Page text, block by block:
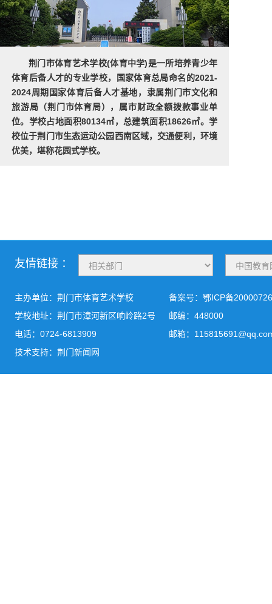
荆门市体育艺术学校(体育中学)是一所培养青少年
体育后备人才的专业学校，国家体育总局命名的2021-
2024周期国家体育后备人才基地，隶属荆门市文化和
旅游局（荆门市体育局），属市财政全额拨款事业单
位。学校占地面积80134㎡，总建筑面积18626㎡。学
校位于荆门市生态运动公园西南区域，交通便利，环境
优美，堪称花园式学校。
友情链接 ：
主办单位：荆门市体育艺术学校 备案号： 鄂ICP备
学校地址：荆门市漳河新区响岭路2号
邮编：448000
电话：0724-6813909
邮箱：
技术支持：荆门新闻网